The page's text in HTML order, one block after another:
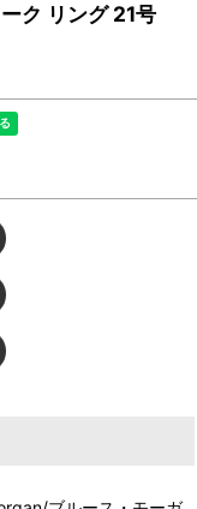
ク リング 21号